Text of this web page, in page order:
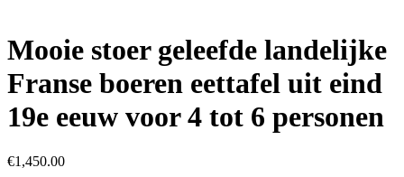
Mooie stoer geleefde landelijke
Franse boeren eettafel uit eind
19e eeuw voor 4 tot 6 personen
€1,450.00